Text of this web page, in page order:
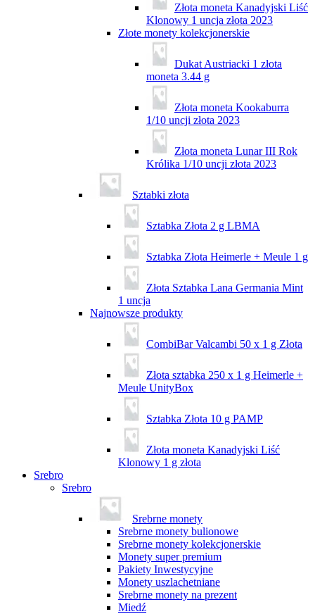
Złota moneta Kanadyjski Liść
Klonowy 1 uncja złota 2023
Złote monety kolekcjonerskie
Dukat Austriacki 1 złota
moneta 3.44 g
Złota moneta Kookaburra
1/10 uncji złota 2023
Złota moneta Lunar III Rok
Królika 1/10 uncji złota 2023
Sztabki złota
Sztabka Złota 2 g LBMA
Sztabka Złota Heimerle + Meule 1 g
Złota Sztabka Lana Germania Mint
1 uncja
Najnowsze produkty
CombiBar Valcambi 50 x 1 g Złota
Złota sztabka 250 x 1 g Heimerle +
Meule UnityBox
Sztabka Złota 10 g PAMP
Złota moneta Kanadyjski Liść
Klonowy 1 g złota
Srebro
Srebro
Srebrne monety
Srebrne monety bulionowe
Srebrne monety kolekcjonerskie
Monety super premium
Pakiety Inwestycyjne
Monety uszlachetniane
Srebrne monety na prezent
Miedź